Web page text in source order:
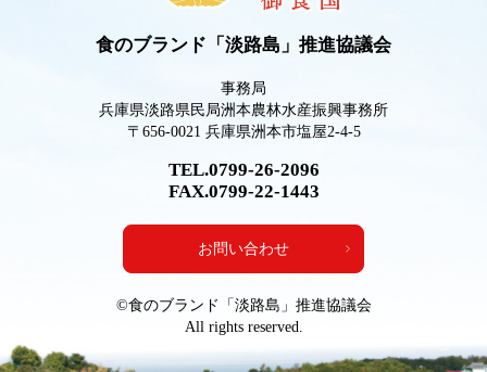
食のブランド「淡路島」推進協議会
事務局
兵庫県淡路県民局洲本農林水産振興事務所
〒656-0021 兵庫県洲本市塩屋2-4-5
TEL.0799-26-2096
FAX.0799-22-1443
お問い合わせ
©食のブランド「淡路島」推進協議会
All rights reserved.